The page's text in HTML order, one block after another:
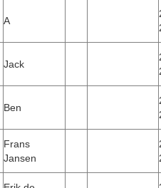
A
Jack
Ben
Frans
Jansen